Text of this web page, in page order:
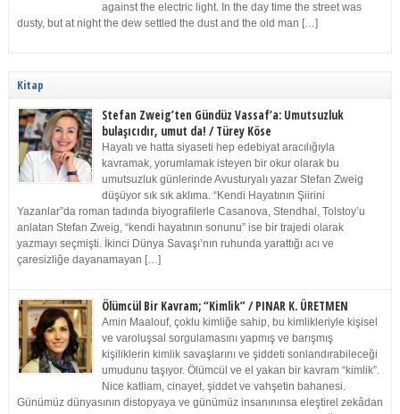
against the electric light. In the day time the street was
dusty, but at night the dew settled the dust and the old man […]
Kitap
Stefan Zweig’ten Gündüz Vassaf’a: Umutsuzluk
bulaşıcıdır, umut da! / Türey Köse
Hayatı ve hatta siyaseti hep edebiyat aracılığıyla
kavramak, yorumlamak isteyen bir okur olarak bu
umutsuzluk günlerinde Avusturyalı yazar Stefan Zweig
düşüyor sık sık aklıma. “Kendi Hayatının Şiirini
Yazanlar”da roman tadında biyografilerle Casanova, Stendhal, Tolstoy’u
anlatan Stefan Zweig, “kendi hayatının sonunu” ise bir trajedi olarak
yazmayı seçmişti. İkinci Dünya Savaşı’nın ruhunda yarattığı acı ve
çaresizliğe dayanamayan […]
Ölümcül Bir Kavram; “Kimlik” / PINAR K. ÜRETMEN
Amin Maalouf, çoklu kimliğe sahip, bu kimlikleriyle kişisel
ve varoluşsal sorgulamasını yapmış ve barışmış
kişiliklerin kimlik savaşlarını ve şiddeti sonlandırabileceği
umudunu taşıyor. Ölümcül ve el yakan bir kavram “kimlik”.
Nice katliam, cinayet, şiddet ve vahşetin bahanesi.
Günümüz dünyasının distopyaya ve günümüz insanınınsa eleştirel zekâdan